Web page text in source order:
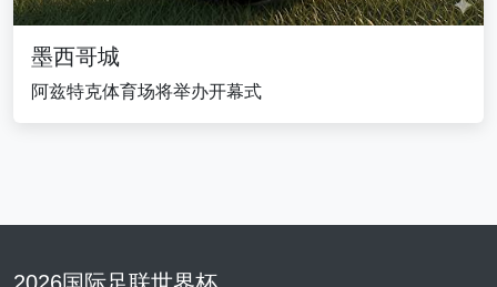
墨西哥城
阿兹特克体育场将举办开幕式